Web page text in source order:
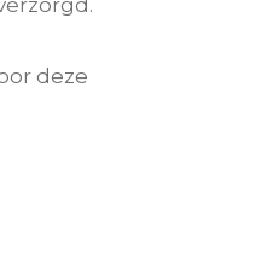
deze